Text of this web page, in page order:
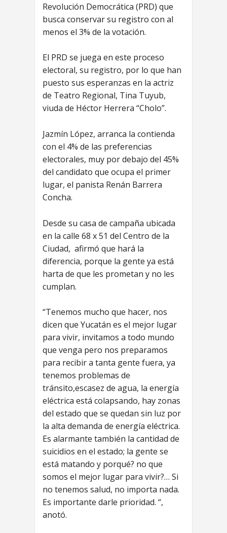
Revolución Democrática (PRD) que
busca conservar su registro con al
menos el 3% de la votación.
El PRD se juega en este proceso
electoral, su registro, por lo que han
puesto sus esperanzas en la actriz
de Teatro Regional, Tina Tuyub,
viuda de Héctor Herrera “Cholo”.
Jazmín López, arranca la contienda
con el 4% de las preferencias
electorales, muy por debajo del 45%
del candidato que ocupa el primer
lugar, el panista Renán Barrera
Concha.
Desde su casa de campaña ubicada
en la calle 68 x 51 del Centro de la
Ciudad, afirmó que hará la
diferencia, porque la gente ya está
harta de que les prometan y no les
cumplan.
“Tenemos mucho que hacer, nos
dicen que Yucatán es el mejor lugar
para vivir, invitamos a todo mundo
que venga pero nos preparamos
para recibir a tanta gente fuera, ya
tenemos problemas de
tránsito,escasez de agua, la energía
eléctrica está colapsando, hay zonas
del estado que se quedan sin luz por
la alta demanda de energía eléctrica.
Es alarmante también la cantidad de
suicidios en el estado; la gente se
está matando y porqué? no que
somos el mejor lugar para vivir?… Si
no tenemos salud, no importa nada.
Es importante darle prioridad. “,
anotó.